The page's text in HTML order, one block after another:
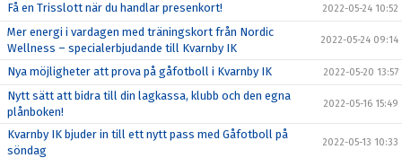
Få en Trisslott när du handlar presenkort! 2022-05-24 10:52
Mer energi i vardagen med träningskort från Nordic
Wellness – specialerbjudande till Kvarnby IK
2022-05-24 09:14
Nya möjligheter att prova på gåfotboll i Kvarnby IK 2022-05-20 13:57
Nytt sätt att bidra till din lagkassa, klubb och den egna
plånboken!
2022-05-16 15:49
Kvarnby IK bjuder in till ett nytt pass med Gåfotboll på
söndag
2022-05-13 10:33